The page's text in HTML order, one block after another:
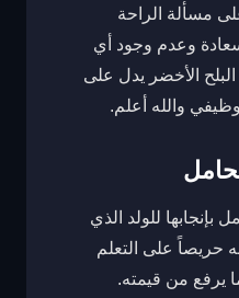
مسألة الراحة
وعدم وجود أي
الأخضر يدل على
والله أعلم.
بإنجابها للولد الذي
حريصاً على التعلم
يرفع من قيمته.